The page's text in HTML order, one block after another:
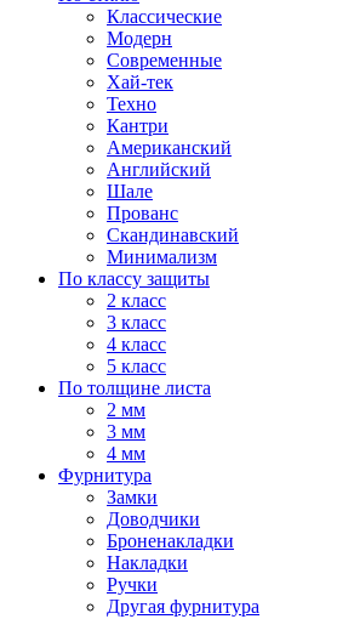
Классические
Модерн
Современные
Хай-тек
Техно
Кантри
Американский
Английский
Шале
Прованс
Скандинавский
Минимализм
По классу защиты
2 класс
3 класс
4 класс
5 класс
По толщине листа
2 мм
3 мм
4 мм
Фурнитура
Замки
Доводчики
Броненакладки
Накладки
Ручки
Другая фурнитура